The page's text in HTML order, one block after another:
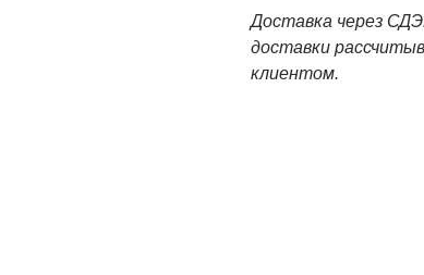
Доставка через
доставки
клиентом.